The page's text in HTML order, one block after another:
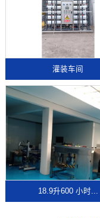
灌装车间
18.9升600 小时...